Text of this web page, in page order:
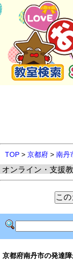
TOP > 京都府 > 南丹
京都府南丹市の発達